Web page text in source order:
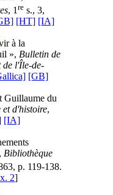
, 1 re s., 3,
[HT] [IA]
à la
», Bulletin de
de l'Île-de-
[GB]
Guillaume du
et d'histoire,
[IA]
Bibliothèque
p. 119-138.
2]